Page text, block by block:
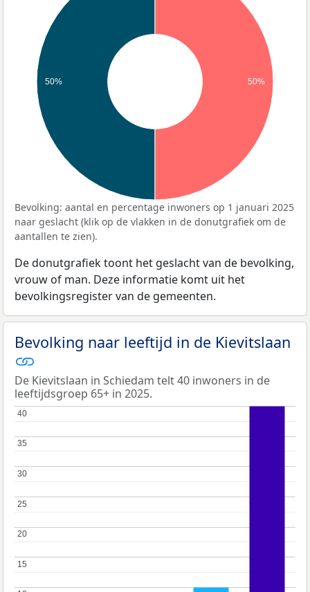
50% 50%
Bevolking: aantal en percentage inwoners op 1 januari 2025
naar geslacht (klik op de vlakken in de donutgrafiek om de
aantallen te zien).
De donutgrafiek toont het geslacht van de bevolking,
vrouw of man. Deze informatie komt uit het
bevolkingsregister van de gemeenten.
Bevolking naar leeftijd in de Kievitslaan
De Kievitslaan in Schiedam telt 40 inwoners in de
leeftijdsgroep 65+ in 2025.
15
15
20
20
25
25
30
30
35
35
40
40